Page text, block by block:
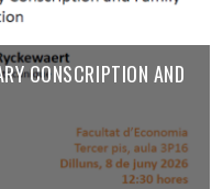
CONSCRIPTION AND